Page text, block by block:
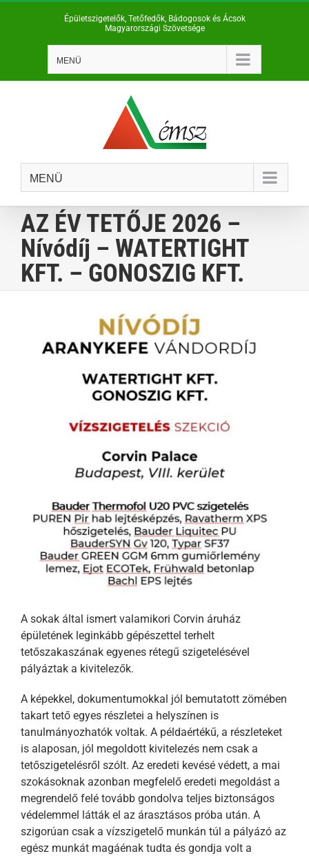
Épületszigetelők, Tetőfedők, Bádogosok és Ácsok
Magyarországi Szövetsége
MENÜ
MENÜ
AZ ÉV TETŐJE 2026 –
Nívódíj – WATERTIGHT
KFT. – GONOSZIG KFT.
A sokak által ismert valamikori Corvin áruház
épületének leginkább gépészettel terhelt
tetőszakaszának egyenes rétegű szigetelésével
pályáztak a kivitelezők.
A képekkel, dokumentumokkal jól bemutatott zömében
takart tető egyes részletei a helyszínen is
tanulmányozhatók voltak. A példaértékű, a részleteket
is alaposan, jól megoldott kivitelezés nem csak a
tetőszigetelésről szólt. Az eredeti kevésé védett, a mai
szokásoknak azonban megfelelő eredeti megoldást a
megrendelő felé tovább gondolva teljes biztonságos
védelemmel látták el az árasztásos próba után. A
szigorúan csak a vízszigetelő munkán túl a pályázó az
egész munkát magáénak tudta és gondja volt a